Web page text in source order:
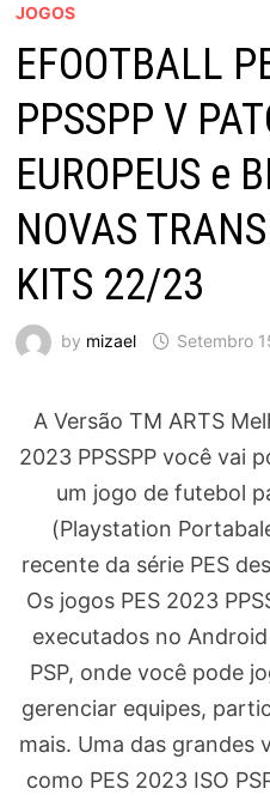
JOGOS
EFOOTBALL
PPSSPP V
EUROPEUS e
NOVAS
KITS 22/23
by mizael Setembro
A Versão TM ARTS
2023 PPSSPP você vai
um jogo de futebol
(Playstation
recente da série PES
Os jogos PES 2023
executados no
PSP, onde você pode
gerenciar equipes,
mais. Uma das grandes
como PES 2023 ISO